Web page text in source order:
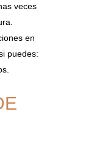
veces
en
puedes: